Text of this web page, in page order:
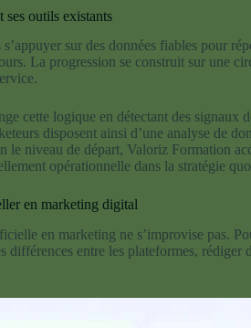
outils existants
sur des données fiables pour
La progression se construit sur une
cette logique en détectant des
disposent ainsi d’une analyse de
le niveau de départ, Valoriz Formation
opérationnelle dans la stratégie
en marketing digital
en marketing ne s’improvise pas.
différences entre les plateformes, rédiger